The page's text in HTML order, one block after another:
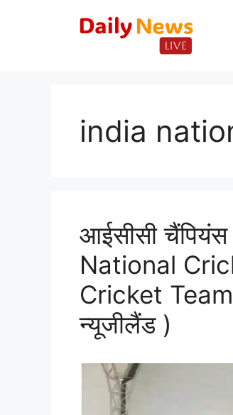
india
आईसीसी
National
Cricket
न्यूजीलैंड )